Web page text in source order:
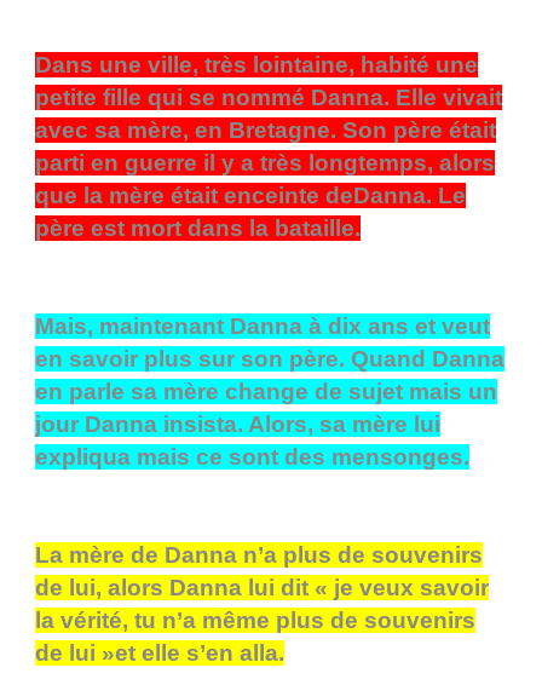
Dans une ville, très lointaine, habité une
petite fille qui se nommé Danna. Elle vivait
avec sa mère, en Bretagne. Son père était
parti en guerre il y a très longtemps, alors
que la mère était enceinte deDanna. Le
père est mort dans la bataille.
Mais, maintenant Danna à dix ans et veut
en savoir plus sur son père. Quand Danna
en parle sa mère change de sujet mais un
jour Danna insista. Alors, sa mère lui
expliqua mais ce sont des mensonges.
La mère de Danna n’a plus de souvenirs
de lui, alors Danna lui dit « je veux savoir
la vérité, tu n’a même plus de souvenirs
de lui »et elle s’en alla.